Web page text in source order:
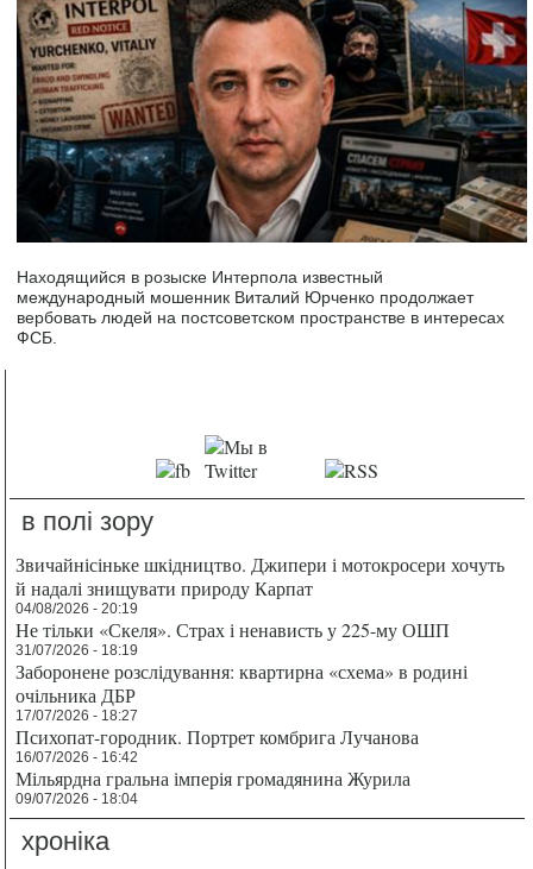
Находящийся в розыске Интерпола известный
международный мошенник Виталий Юрченко продолжает
вербовать людей на постсоветском пространстве в интересах
ФСБ.
в полі зору
Звичайнісіньке шкідництво. Джипери і мотокросери хочуть
й надалі знищувати природу Карпат
04/08/2026 - 20:19
Не тільки «Скеля». Страх і ненависть у 225-му ОШП
31/07/2026 - 18:19
Заборонене розслідування: квартирна «схема» в родині
очільника ДБР
17/07/2026 - 18:27
Психопат-городник. Портрет комбрига Лучанова
16/07/2026 - 16:42
Мільярдна гральна імперія громадянина Журила
09/07/2026 - 18:04
хроніка